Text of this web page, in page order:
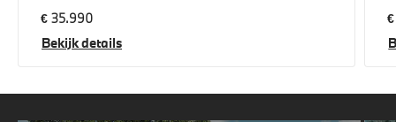
€ 35.990
Bekijk details